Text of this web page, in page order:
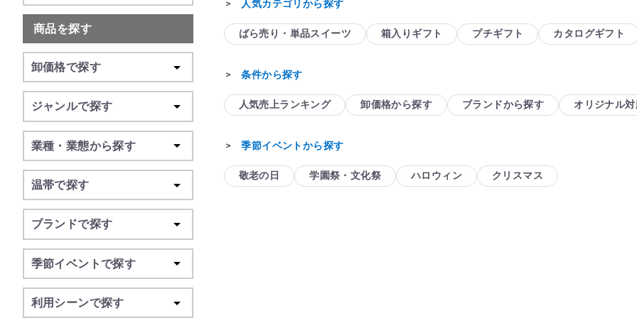
＞ 人気カテゴリから探す
ばら売り・単品スイーツ 箱入りギフト プチギフト カタログギフト
＞条件から探す
人気売上ランキング 卸価格から探す ブランドから探す オリジナル
＞季節イベントから探す
敬老の日 学園祭・文化祭 ハロウィン クリスマス
商品を探す
卸価格で探す
ジャンルで探す
業種・業態から探す
温帯で探す
ブランドで探す
季節イベントで探す
利用シーンで探す